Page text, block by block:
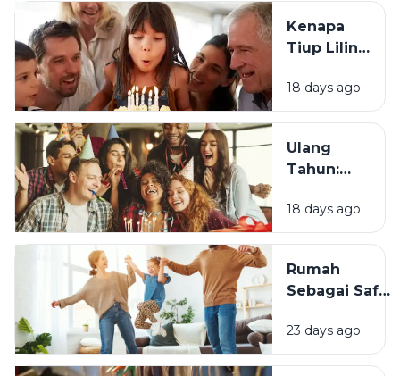
Kenapa
Tiup Lilin
Tradisi
Saat Ulang
18 days ago
Ulang
Tahun:
Momen
Bertambah
Terasa
Istimewa?
18 days ago
Rumah
Sebagai Safe
Mengapa
Lingkungan
23 days ago